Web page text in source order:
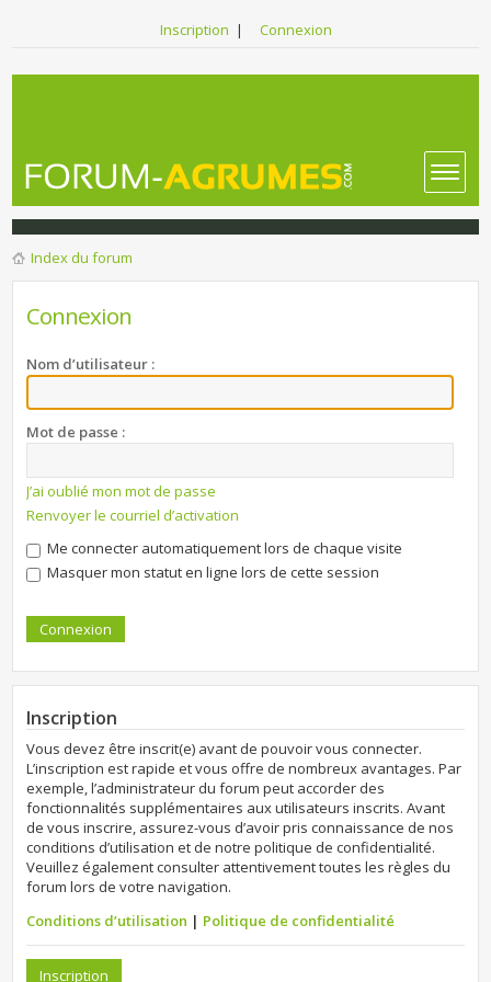
Inscription | Connexion
Index du forum
Connexion
Nom d’utilisateur :
Mot de passe :
J’ai oublié mon mot de passe
Renvoyer le courriel d’activation
Me connecter automatiquement lors de chaque visite
Masquer mon statut en ligne lors de cette session
Inscription
Vous devez être inscrit(e) avant de pouvoir vous connecter.
L’inscription est rapide et vous offre de nombreux avantages. Par
exemple, l’administrateur du forum peut accorder des
fonctionnalités supplémentaires aux utilisateurs inscrits. Avant
de vous inscrire, assurez-vous d’avoir pris connaissance de nos
conditions d’utilisation et de notre politique de confidentialité.
Veuillez également consulter attentivement toutes les règles du
forum lors de votre navigation.
Conditions d’utilisation | Politique de confidentialité
Inscription